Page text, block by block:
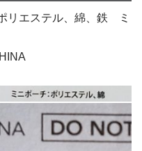
リエステル、綿、鉄 ミ